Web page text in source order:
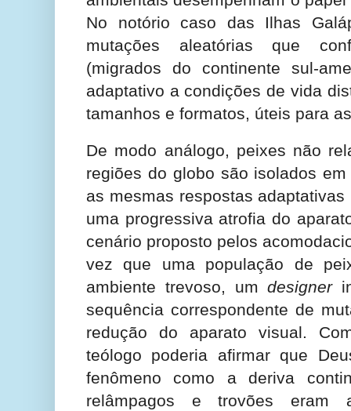
No notório caso das Ilhas
mutações aleatórias que
(migrados do continente sul-
adaptativo a condições de vida
tamanhos e formatos, úteis para
De modo análogo, peixes não
regiões do globo são isolados
as mesmas respostas
uma progressiva atrofia do
cenário proposto pelos
vez que uma população de
ambiente trevoso, umdesigner
sequência correspondente de
redução do aparato visual.
teólogo poderia afirmar que
fenômeno como a deriva
relâmpagos e trovões eram